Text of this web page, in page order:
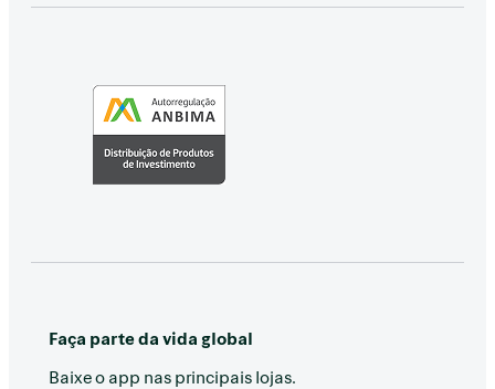
Faça parte da vida global
Baixe o app nas principais lojas.